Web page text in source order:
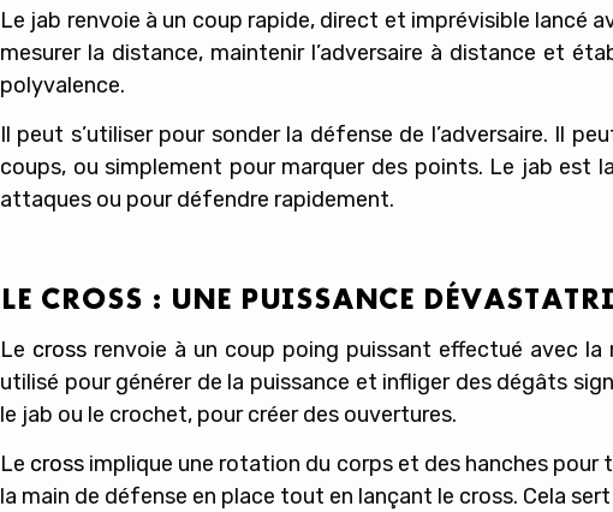
Le jab renvoie à un coup rapide, direct et imprévisible lancé
mesurer la distance, maintenir l’adversaire à distance et
polyvalence.
Il peut s’utiliser pour sonder la défense de l’adversaire. Il
coups, ou simplement pour marquer des points. Le jab est
attaques ou pour défendre rapidement.
LE CROSS : UNE PUISSANCE
Le cross renvoie à un coup poing puissant effectué avec
utilisé pour générer de la puissance et infliger des dégâts
le jab ou le crochet, pour créer des ouvertures.
Le cross implique une rotation du corps et des hanches
la main de défense en place tout en lançant le cross. Cela